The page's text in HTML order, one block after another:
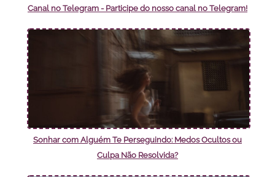
Canal no Telegram - Participe do nosso canal no Telegram!
Sonhar com Alguém Te Perseguindo: Medos Ocultos ou
Culpa Não Resolvida?